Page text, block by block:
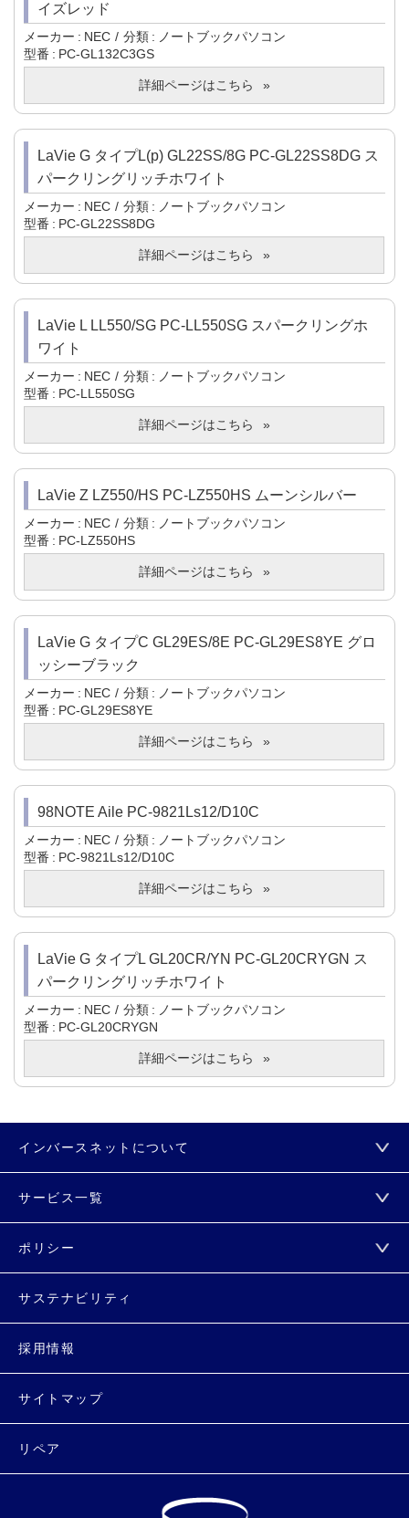
イズレッド
メーカー NEC 分類
ノートブックパソコン
型番
PC-GL132C3GS
詳細ページはこちら
LaVie G タイプL(p) GL22SS/8G PC-GL22SS8DG ス
パークリングリッチホワイト
メーカー NEC 分類
ノートブックパソコン
型番
PC-GL22SS8DG
詳細ページはこちら
LaVie L LL550/SG PC-LL550SG スパークリングホ
ワイト
メーカー NEC 分類
ノートブックパソコン
型番
PC-LL550SG
詳細ページはこちら
LaVie Z LZ550/HS PC-LZ550HS ムーンシルバー
メーカー NEC 分類
ノートブックパソコン
型番
PC-LZ550HS
詳細ページはこちら
LaVie G タイプC GL29ES/8E PC-GL29ES8YE グロ
ッシーブラック
メーカー NEC 分類
ノートブックパソコン
型番
PC-GL29ES8YE
詳細ページはこちら
98NOTE Aile PC-9821Ls12/D10C
メーカー NEC 分類
ノートブックパソコン
型番
PC-9821Ls12/D10C
詳細ページはこちら
LaVie G タイプL GL20CR/YN PC-GL20CRYGN ス
パークリングリッチホワイト
メーカー NEC 分類
ノートブックパソコン
型番
PC-GL20CRYGN
詳細ページはこちら
インバースネットについて
サービス一覧
ポリシー
サステナビリティ
採用情報
サイトマップ
リペア